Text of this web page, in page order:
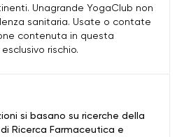
si basano su ricerche della
Ricerca Farmaceutica e
Unagrande YogaClub non
sanitaria. Usate o contate
contenuta in questa
rischio.